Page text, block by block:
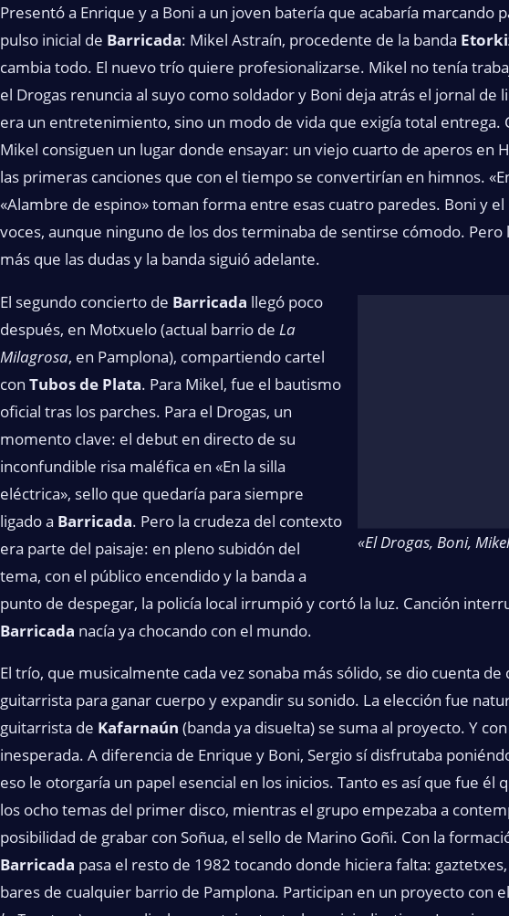
Presentó a Enrique y a Boni a un joven batería que acabaría marcando
pulso inicial de Barricada: Mikel Astraín, procedente de la banda
cambia todo. El nuevo trío quiere profesionalizarse. Mikel no tenía
el Drogas renuncia al suyo como soldador y Boni deja atrás el jornal de
era un entretenimiento, sino un modo de vida que exigía total entrega.
Mikel consiguen un lugar donde ensayar: un viejo cuarto de aperos en
las primeras canciones que con el tiempo se convertirían en himnos.
«Alambre de espino» toman forma entre esas cuatro paredes. Boni y
voces, aunque ninguno de los dos terminaba de sentirse cómodo. Pero
más que las dudas y la banda siguió adelante.
«El Drogas, Boni,
El segundo concierto de Barricada llegó poco
después, en Motxuelo (actual barrio de La
Milagrosa, en Pamplona), compartiendo cartel
con Tubos de Plata. Para Mikel, fue el bautismo
oficial tras los parches. Para el Drogas, un
momento clave: el debut en directo de su
inconfundible risa maléfica en «En la silla
eléctrica», sello que quedaría para siempre
ligado a Barricada. Pero la crudeza del contexto
era parte del paisaje: en pleno subidón del
tema, con el público encendido y la banda a
punto de despegar, la policía local irrumpió y cortó la luz. Canción
Barricada nacía ya chocando con el mundo.
El trío, que musicalmente cada vez sonaba más sólido, se dio cuenta
guitarrista para ganar cuerpo y expandir su sonido. La elección fue
guitarrista de Kafarnaún (banda ya disuelta) se suma al proyecto. Y
inesperada. A diferencia de Enrique y Boni, Sergio sí disfrutaba
eso le otorgaría un papel esencial en los inicios. Tanto es así que fue él
los ocho temas del primer disco, mientras el grupo empezaba a
posibilidad de grabar con Soñua, el sello de Marino Goñi. Con la
Barricada pasa el resto de 1982 tocando donde hiciera falta:
bares de cualquier barrio de Pamplona. Participan en un proyecto con el